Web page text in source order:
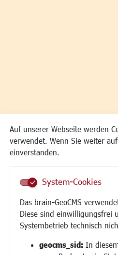
Auf unserer Webseite werden
verwendet. Wenn Sie weiter
einverstanden.
System-Cookies
Das brain-GeoCMS
Diese sind einwilligungsfrei
Systembetrieb technisch
geocms_sid: In